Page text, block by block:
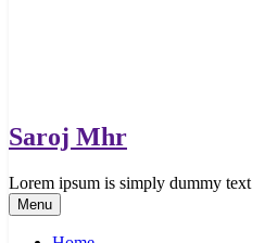
Saroj Mhr
Lorem ipsum is simply dummy text
Menu